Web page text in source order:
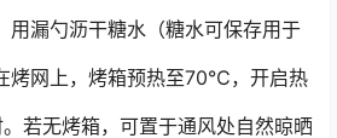
用漏勺沥干糖水（糖水可保存用于
烤网上，烤箱预热至70℃，开启热
若无烤箱，可置于通风处自然晾晒